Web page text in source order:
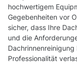
hochwertigem
Gegebenheiten vor
sicher, dass Ihre
und die
Professionalität